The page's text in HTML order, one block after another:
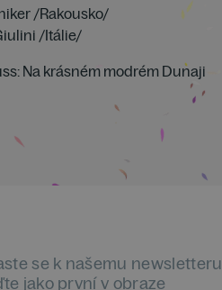
/Rakousko/
/Itálie/
Na krásném modrém Dunaji
se k našemu newsletteru
jako první v obraze